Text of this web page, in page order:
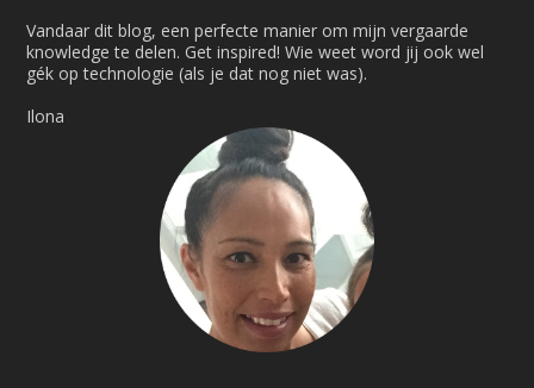
Vandaar dit blog, een perfecte manier om mijn vergaarde
knowledge te delen. Get inspired! Wie weet word jij ook wel
gék op technologie (als je dat nog niet was).
Ilona